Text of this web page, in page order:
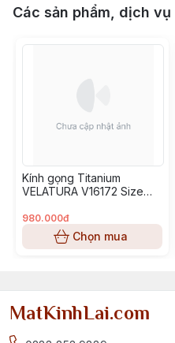
Các sản phẩm, dịch vụ
Kính gọng Titanium
VELATURA V16172 Size
980.000đ
Chọn mua
MatKinhLai.com